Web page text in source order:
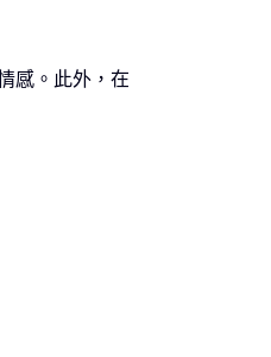
感。此外，在